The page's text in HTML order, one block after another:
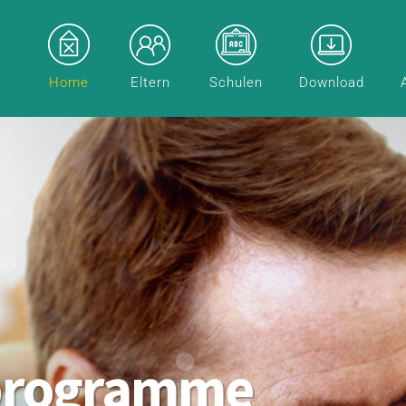
Home Eltern Schulen Download